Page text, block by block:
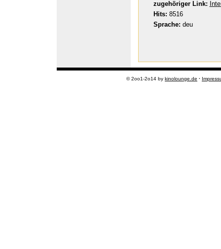
zugehöriger Link:
Hits: 8516
Sprache: deu
© 2oo1-2o14 by kinolounge.de ·